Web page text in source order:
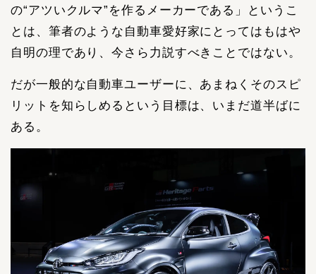
の“アツいクルマ”を作るメーカーである」というこ
とは、筆者のような自動車愛好家にとってはもはや
自明の理であり、今さら力説すべきことではない。
だが一般的な自動車ユーザーに、あまねくそのスピ
リットを知らしめるという目標は、いまだ道半ばに
ある。